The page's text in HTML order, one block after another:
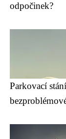
odpočinek?
Parkovací